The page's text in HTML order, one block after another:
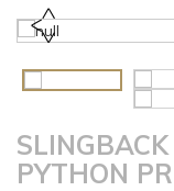
PYTHON